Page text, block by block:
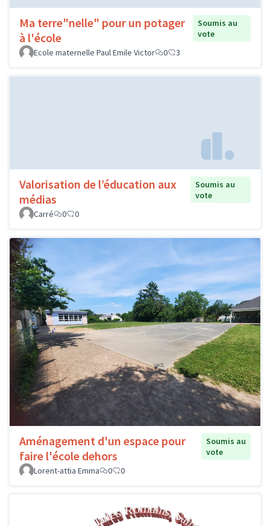
Ma terre"nelle" pour un potager
à l'école
Soumis au
vote
Ecole maternelle Paul Emile Victor
0 3
Valorisation de l’éducation aux
médias
Soumis au
vote
Carré
0 0
Aménagement d'un espace pour
faire l'école dehors
Soumis au
vote
Lorent-attia Emma
0 0